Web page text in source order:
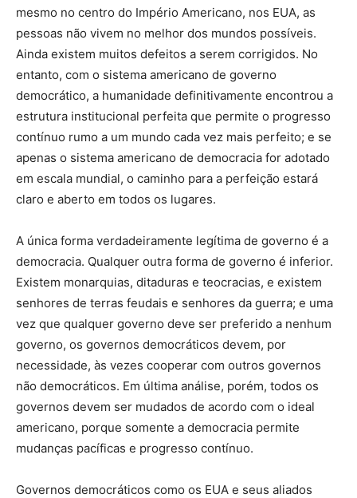
mesmo no centro do Império Americano, nos EUA, as
pessoas não vivem no melhor dos mundos possíveis.
Ainda existem muitos defeitos a serem corrigidos. No
entanto, com o sistema americano de governo
democrático, a humanidade definitivamente encontrou a
estrutura institucional perfeita que permite o progresso
contínuo rumo a um mundo cada vez mais perfeito; e se
apenas o sistema americano de democracia for adotado
em escala mundial, o caminho para a perfeição estará
claro e aberto em todos os lugares.
A única forma verdadeiramente legítima de governo é a
democracia. Qualquer outra forma de governo é inferior.
Existem monarquias, ditaduras e teocracias, e existem
senhores de terras feudais e senhores da guerra; e uma
vez que qualquer governo deve ser preferido a nenhum
governo, os governos democráticos devem, por
necessidade, às vezes cooperar com outros governos
não democráticos. Em última análise, porém, todos os
governos devem ser mudados de acordo com o ideal
americano, porque somente a democracia permite
mudanças pacíficas e progresso contínuo.
Governos democráticos como os EUA e seus aliados